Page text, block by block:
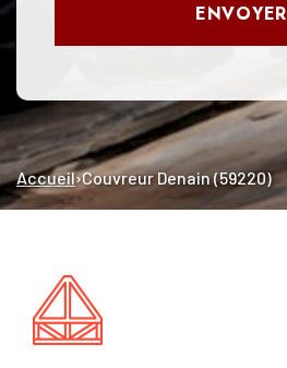
ENVOYER
Accueil›Couvreur Denain (59220)